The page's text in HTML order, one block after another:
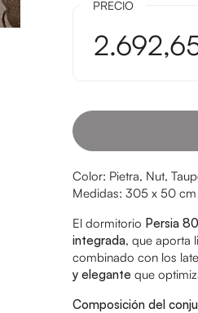
PRECIO
Color: Pietra, Nut,
Medidas: 305 x 50 cm
El dormitorio Persia
integrada, que aporta
combinado con los
y elegante que
Composición del